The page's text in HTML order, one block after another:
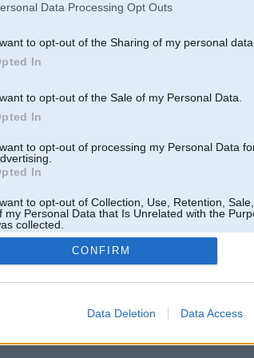
Data Processing Opt Outs
to opt-out of the Sharing of my personal
In
to opt-out of the Sale of my Personal Data.
In
to opt-out of processing my Personal Data
In
to opt-out of Collection, Use, Retention,
my Personal Data that Is Unrelated with the
collected.
Out
CONFIRM
Data Deletion Data Access
klubs un nav saistīts ar